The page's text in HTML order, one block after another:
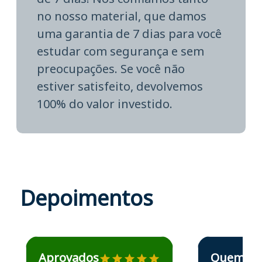
no nosso material, que damos
uma garantia de 7 dias para você
estudar com segurança e sem
preocupações. Se você não
estiver satisfeito, devolvemos
100% do valor investido.
Depoimentos
Estudante José recomenda o Aprova Concursos em
Aprovados
Estudante Elais
Quem